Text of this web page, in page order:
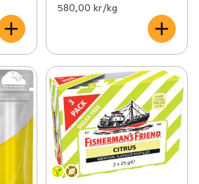
580,00 kr /kg